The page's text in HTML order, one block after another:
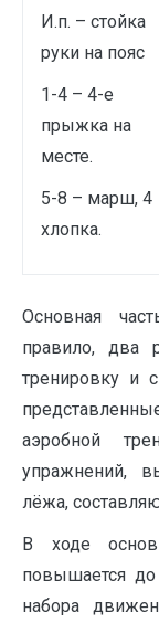
И.п. – стойка
руки на пояс
1-4 – 4-е
прыжка на
месте.
5-8 – марш, 4
хлопка.
Основная
правило, два
тренировку и
аэробной
упражнений,
лёжа,
В ходе
повышается до
набора